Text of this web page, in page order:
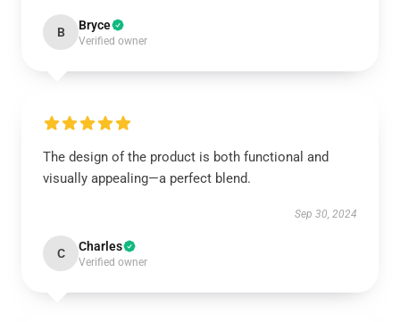
B Bryce
Verified owner
The design of the product is both functional and
visually appealing—a perfect blend.
Sep 30, 2024
C Charles
Verified owner